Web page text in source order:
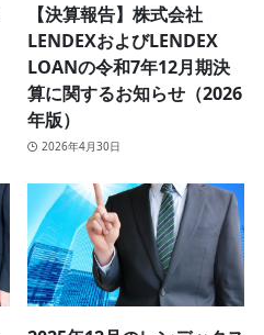
【決算報告】株式会社
LENDEXおよびLENDEX
LOANの令和7年12月期決
算に関するお知らせ（2026
年版）
2026年4月30日